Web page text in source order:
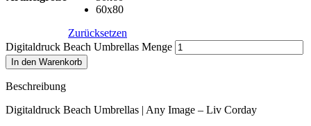
60x80
Zurücksetzen
Digitaldruck Beach Umbrellas Menge
In den Warenkorb
Beschreibung
Digitaldruck Beach Umbrellas | Any Image – Liv Corday